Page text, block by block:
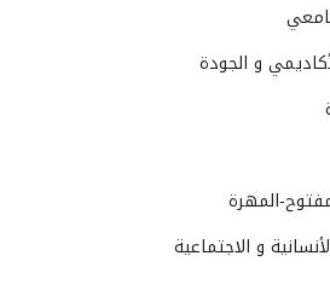
و الجودة
المهرة
و الاجتماعية